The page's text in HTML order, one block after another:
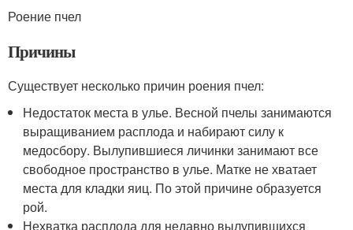
Роение пчел
Причины
Существует несколько причин роения пчел:
Недостаток места в улье. Весной пчелы занимаются
выращиванием расплода и набирают силу к
медосбору. Вылупившиеся личинки занимают все
свободное пространство в улье. Матке не хватает
места для кладки яиц. По этой причине образуется
рой.
Нехватка расплода для недавно вылупившихся